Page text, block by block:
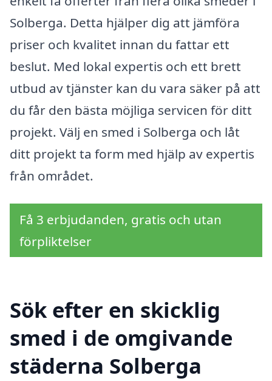
Solberga. Detta hjälper dig att jämföra
priser och kvalitet innan du fattar ett
beslut. Med lokal expertis och ett brett
utbud av tjänster kan du vara säker på att
du får den bästa möjliga servicen för ditt
projekt. Välj en smed i Solberga och låt
ditt projekt ta form med hjälp av expertis
från området.
Få 3 erbjudanden, gratis och utan
förpliktelser
Sök efter en skicklig
smed i de omgivande
städerna Solberga